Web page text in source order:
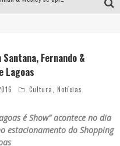
Fernando &
Lagoas
Cultura Notícias
é Show” acontece no dia
estacionamento do Shopping